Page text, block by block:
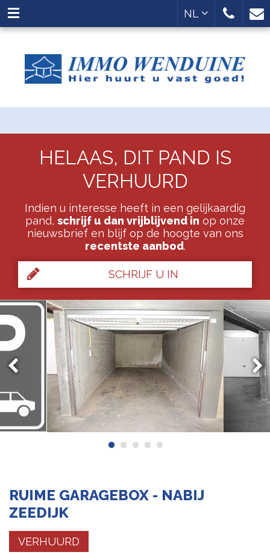
NL
HELAAS, DIT PAND IS
VERHUURD
Indien u interesse heeft in een gelijkaardig
pand, schrijf u dan vrijblijvend in op onze
nieuwsbrief en blijf op de hoogte van ons
recentste aanbod.
SCHRIJF U IN
RUIME GARAGEBOX - NABIJ
ZEEDIJK
VERHUURD